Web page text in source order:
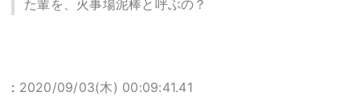
た輩を、火事場泥棒と呼ぶの？
: 2020/09/03(木) 00:09:41.41